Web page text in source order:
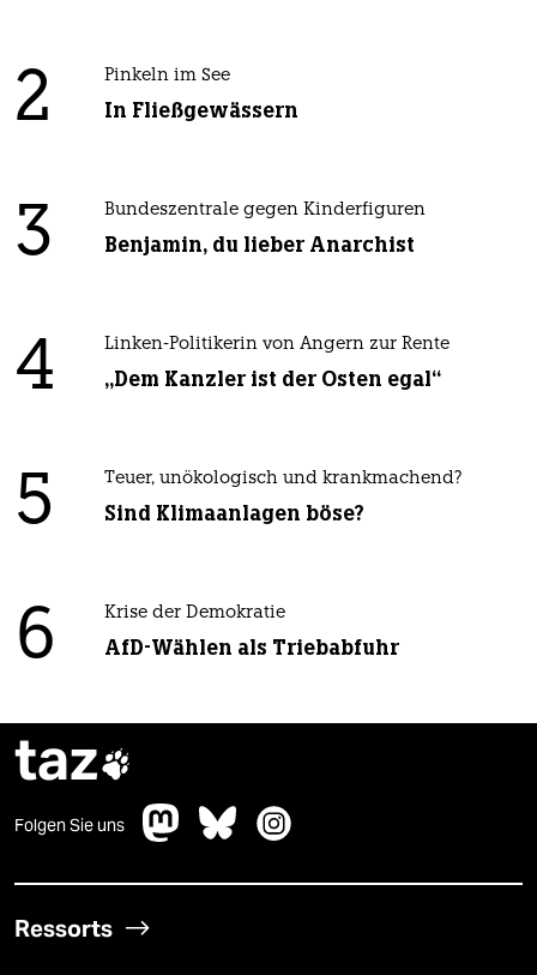
2 Pinkeln im See
In Fließgewässern
3 Bundeszentrale gegen Kinderfiguren
Benjamin, du lieber Anarchist
4 Linken-Politikerin von Angern zur Rente
„Dem Kanzler ist der Osten egal“
5 Teuer, unökologisch und krankmachend?
Sind Klimaanlagen böse?
6 Krise der Demokratie
AfD-Wählen als Triebabfuhr
taz
Folgen Sie uns
Ressorts